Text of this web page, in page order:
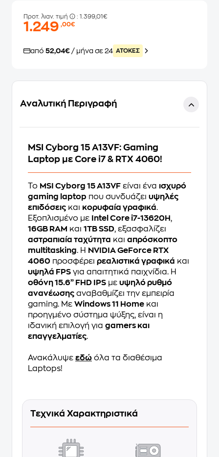
Προτ. λιαν. τιμή : 1.399,01€
1.249,00€
από 52,04€ / μήνα σε 24 ATOKEΣ
Αναλυτική Περιγραφή
MSI Cyborg 15 A13VF: Gaming
Laptop με Core i7 & RTX 4060!
Το MSI Cyborg 15 A13VF είναι ένα ισχυρό
gaming laptop που συνδυάζει υψηλές
επιδόσεις και κορυφαία γραφικά.
Εξοπλισμένο με
Intel Core i7-13620H ,
16GB RAM και 1TB SSD, εξασφαλίζει
αστραπιαία ταχύτητα και απρόσκοπτο
multitasking. Η NVIDIA GeForce RTX
4060 προσφέρει ρεαλιστικά γραφικά και
υψηλά FPS για απαιτητικά παιχνίδια. Η
οθόνη 15.6” FHD IPS με υψηλό ρυθμό
ανανέωσης αναβαθμίζει την εμπειρία
gaming. Με Windows 11 Home και
προηγμένο σύστημα ψύξης, είναι η
ιδανική επιλογή για gamers και
επαγγελματίες.
Ανακάλυψε εδώ όλα τα διαθέσιμα
Laptops!
Τεχνικά Χαρακτηριστικά